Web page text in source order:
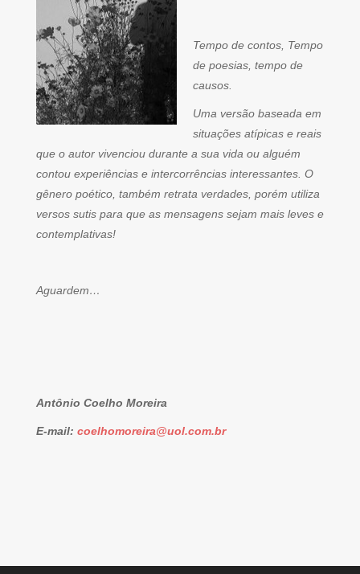
Tempo de contos, Tempo
de poesias, tempo de
causos.
Uma versão baseada em
situações atípicas e reais
que o autor vivenciou durante a sua vida ou alguém
contou experiências e intercorrências interessantes. O
gênero poético, também retrata verdades, porém utiliza
versos sutis para que as mensagens sejam mais leves e
contemplativas!
Aguardem…
Antônio Coelho Moreira
E-mail: coelhomoreira@uol.com.br